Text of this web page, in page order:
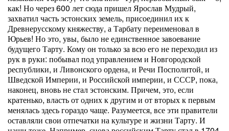
как! Но через 600 лет сюда пришел Ярослав Мудрый,
захватил часть эстонских земель, присоединил их к
Древнерусскому княжеству, а Тарбату переименовал в
Юрьев! Но это, увы, было не единственное завоевание
будущего Тарту. Кому он только за всю его не переходил из
рук в руки: побывал под управлением и Новгородской
республики, и Ливонского ордена, и Речи Посполитой, и
Шведской Империи, и Российской империи, и СССР, пока,
наконец, вновь не стал эстонским. Причем, это, если
кратенько, власть от одних к другим и от вторых к первым
менялась здесь гораздо чаще. Разумеется, все эти правители
оставляли свои отпечатки на культуре и жизни Тарту. И